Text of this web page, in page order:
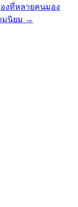
องที่หลายคนมอง
มนิยม →